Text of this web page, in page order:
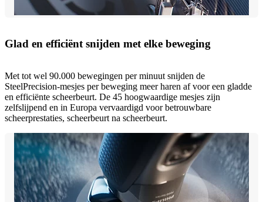
Glad en efficiënt snijden met elke beweging
Met tot wel 90.000 bewegingen per minuut snijden de
SteelPrecision-mesjes per beweging meer haren af voor een gladde
en efficiënte scheerbeurt. De 45 hoogwaardige mesjes zijn
zelfslijpend en in Europa vervaardigd voor betrouwbare
scheerprestaties, scheerbeurt na scheerbeurt.